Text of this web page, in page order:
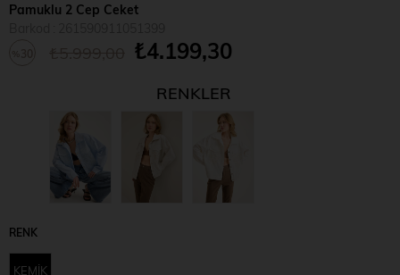
Pamuklu 2 Cep Ceket
₺4.199,30
RENKLER
RENK
KEMİK